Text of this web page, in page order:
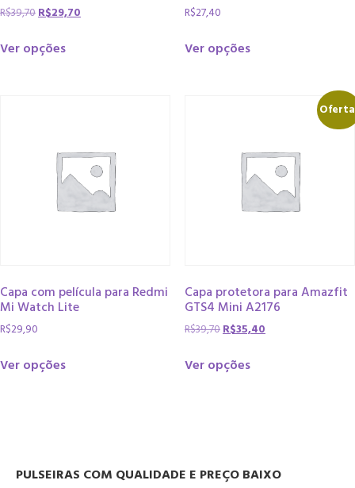
R$39,70 R$29,70
Ver opções
R$27,40
Ver opções
Capa com película para Redmi
Mi Watch Lite
R$29,90
Ver opções
Capa protetora para Amazfit
GTS4 Mini A2176
R$39,70 R$35,40
Ver opções
PULSEIRAS COM QUALIDADE E PREÇO BAIXO